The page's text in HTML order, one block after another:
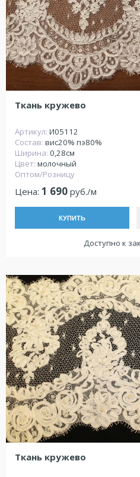
Ткань кружево
Артикул: И05112
Состав: вис20% пэ80%
Ширина: 0,28см
Цвет: молочный
Оптом/Розницу
Цена: 1 690 руб./м
КУПИТЬ
Доступно к
Ткань кружево